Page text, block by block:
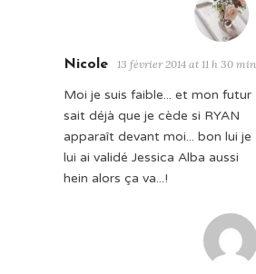
Nicole 13 février 2014 at 11 h 30 min
Moi je suis faible... et mon futur
sait déjà que je cède si RYAN
apparaît devant moi... bon lui je
lui ai validé Jessica Alba aussi
hein alors ça va...!